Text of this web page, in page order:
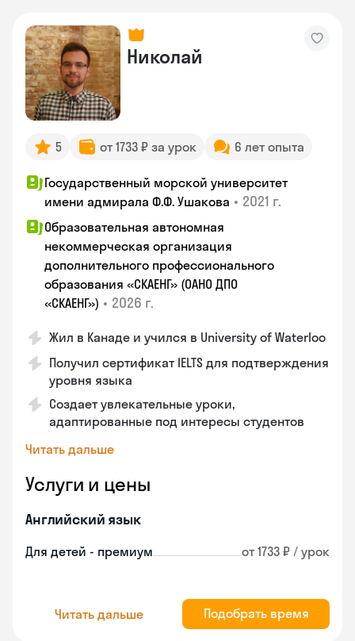
Николай
5 от 1733 ₽ за урок 6 лет опыта
Государственный морской университет
имени адмирала Ф.Ф. Ушакова • 2021 г.
Образовательная автономная
некоммерческая организация
дополнительного профессионального
образования «СКАЕНГ» (ОАНО ДПО
«СКАЕНГ») • 2026 г.
Жил в Канаде и учился в University of Waterloo
Получил сертификат IELTS для подтверждения
уровня языка
Создает увлекательные уроки,
адаптированные под интересы студентов
Читать дальше
Услуги и цены
Английский язык
Для детей - премиум от 1733 ₽ / урок
Читать дальше Подобрать время